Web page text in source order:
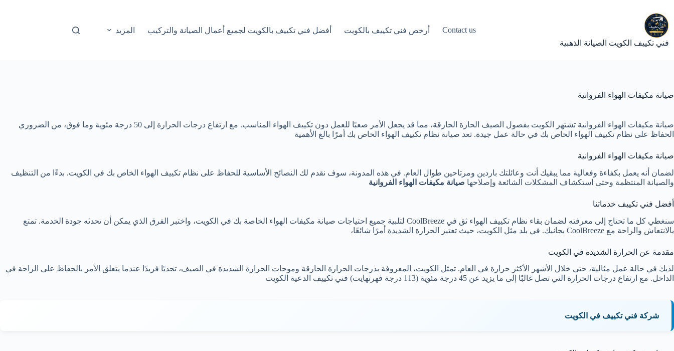
إلى
المحتوى
فني تكييف الكويت الصيانة الذهبية
Contact us أرخص فني تكييف بالكويت أفضل فني تكييف بالكويت لجميع أعمال الصيانة والتركيب المزيد
صيانة مكيفات الهواء الفروانية
صيانة مكيفات الهواء الفروانية تشتهر الكويت بفصول الصيف الحارة الحارقة، مما قد يجعل الأمر صعبًا للعمل دون تكييف
الهواء المناسب. مع ارتفاع درجات الحرارة إلى 50 درجة مئوية وما فوق، من الضروري
الحفاظ على نظام تكييف الهواء الخاص بك في حالة عمل جيدة. تعد صيانة نظام تكييف الهواء الخاص بك أمرًا بالغ الأهمية
صيانة مكيفات الهواء الفروانية
لضمان أنه يعمل بكفاءة وفعالية مما يبقيك أنت وعائلتك باردين ومرتاحين طوال العام. في هذه المدونة، سوف نقدم لك النصائح الأساسية للحفاظ على نظام تكييف الهواء الخاص بك في الكويت. بدءًا من التنظيف
والصيانة المنتظمة وحتى استكشاف المشكلات الشائعة وإصلاحها صيانة مكيفات الهواء الفروانية
أفضل فني تكييف خدماتنا
سنغطي كل ما تحتاج إلى معرفته لضمان بقاء نظام تكييف الهواء ثق في CoolBreeze لتلبية جميع احتياجات صيانة مكيفات الهواء الخاصة بك في الكويت، واختبر الفرق الذي يمكن أن تحدثه جودة الخدمة. تمتع
بالانتعاش والراحة مع CoolBreeze بجانبك.
في بلد مثل الكويت، حيث تعتبر الحرارة الشديدة أمرًا شائعًا،
مقدمة عن الحرارة الشديدة في الكويت
لديك في حالة عمل مثالية، حتى خلال الأشهر الأكثر حرارة في العام. تمثل الكويت، المعروفة بدرجات الحرارة الحارقة وموجات الحرارة الشديدة في الصيف، تحديًا فريدًا عندما يتعلق الأمر بالحفاظ على الراحة في
الداخل. مع ارتفاع درجات الحرارة التي تصل غالبًا إلى ما يزيد عن 45 درجة مئوية (113 درجة فهرنهايت)
فني تكييف الدعية الكويت
شركة فني تكييف في الكويت